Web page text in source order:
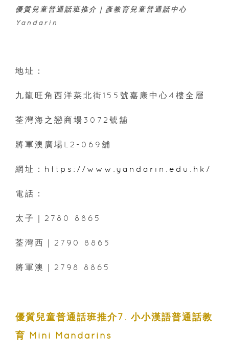
優質兒童普通話班推介｜彥教育兒童普通話中心
Yandarin
地址：
九龍旺角西洋菜北街155號嘉康中心4樓全層
荃灣海之戀商場3072號舖
將軍澳廣場L2-069舖
網址： https://www.yandarin.edu.hk/
電話：
太子｜2780 8865
荃灣西｜2790 8865
將軍澳｜2798 8865
優質兒童普通話班推介7. 小小漢語普通話教
育 Mini Mandarins